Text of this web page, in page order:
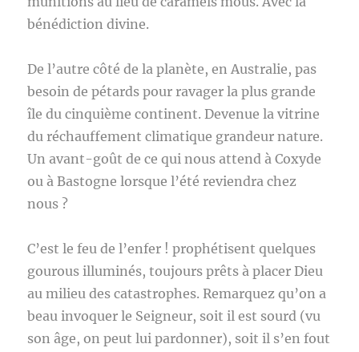
bénédiction divine.
De l’autre côté de la planète, en Australie, pas
besoin de pétards pour ravager la plus grande
île du cinquième continent. Devenue la vitrine
du réchauffement climatique grandeur nature.
Un avant-goût de ce qui nous attend à Coxyde
ou à Bastogne lorsque l’été reviendra chez
nous ?
C’est le feu de l’enfer ! prophétisent quelques
gourous illuminés, toujours prêts à placer Dieu
au milieu des catastrophes. Remarquez qu’on a
beau invoquer le Seigneur, soit il est sourd (vu
son âge, on peut lui pardonner), soit il s’en fout